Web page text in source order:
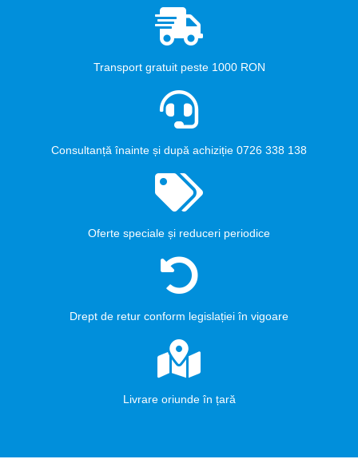
Transport gratuit peste 1000 RON
Consultanță înainte și după achiziție 0726 338 138
Oferte speciale și reduceri periodice
Drept de retur conform legislației în vigoare
Livrare oriunde în țară